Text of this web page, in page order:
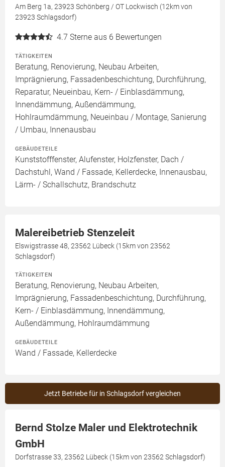
Am Berg 1a, 23923 Schönberg / OT Lockwisch (12km von
23923 Schlagsdorf)
4.7 Sterne aus 6 Bewertungen
TÄTIGKEITEN
Beratung, Renovierung, Neubau Arbeiten,
Imprägnierung, Fassadenbeschichtung, Durchführung,
Reparatur, Neueinbau, Kern- / Einblasdämmung,
Innendämmung, Außendämmung,
Hohlraumdämmung, Neueinbau / Montage, Sanierung
/ Umbau, Innenausbau
GEBÄUDETEILE
Kunststofffenster, Alufenster, Holzfenster, Dach /
Dachstuhl, Wand / Fassade, Kellerdecke, Innenausbau,
Lärm- / Schallschutz, Brandschutz
Malereibetrieb Stenzeleit
Elswigstrasse 48, 23562 Lübeck (15km von 23562
Schlagsdorf)
TÄTIGKEITEN
Beratung, Renovierung, Neubau Arbeiten,
Imprägnierung, Fassadenbeschichtung, Durchführung,
Kern- / Einblasdämmung, Innendämmung,
Außendämmung, Hohlraumdämmung
GEBÄUDETEILE
Wand / Fassade, Kellerdecke
Jetzt Betriebe für in Schlagsdorf vergleichen
Bernd Stolze Maler und Elektrotechnik
GmbH
Dorfstrasse 33, 23562 Lübeck (15km von 23562 Schlagsdorf)